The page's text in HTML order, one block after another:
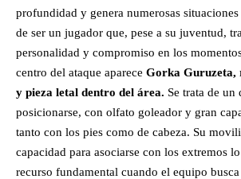
profundidad y genera numerosas
de ser un jugador que, pese a su juventud,
personalidad y compromiso en los
centro del ataque aparece Gorka Guruzeta,
y pieza letal dentro del área. Se trata de un
posicionarse, con olfato goleador y gran
tanto con los pies como de cabeza. Su
capacidad para asociarse con los extremos
recurso fundamental cuando el equipo